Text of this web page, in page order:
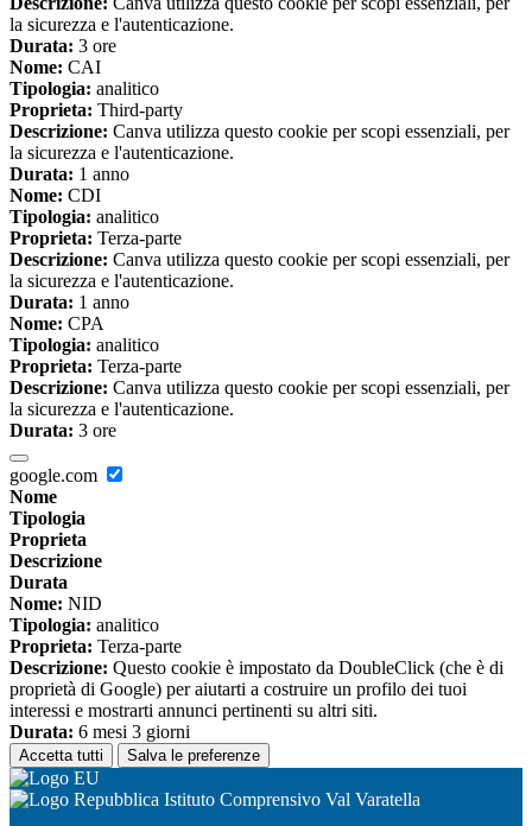
la sicurezza e l'autenticazione.
Durata: 3 ore
Nome: CAI
Tipologia: analitico
Proprieta: Third-party
Descrizione: Canva utilizza questo cookie per scopi essenziali, per
la sicurezza e l'autenticazione.
Durata: 1 anno
Nome: CDI
Tipologia: analitico
Proprieta: Terza-parte
Descrizione: Canva utilizza questo cookie per scopi essenziali, per
la sicurezza e l'autenticazione.
Durata: 1 anno
Nome: CPA
Tipologia: analitico
Proprieta: Terza-parte
Descrizione: Canva utilizza questo cookie per scopi essenziali, per
la sicurezza e l'autenticazione.
Durata: 3 ore
google.com
Nome
Tipologia
Proprieta
Descrizione
Durata
Nome: NID
Tipologia: analitico
Proprieta: Terza-parte
Descrizione: Questo cookie è impostato da DoubleClick (che è di
proprietà di Google) per aiutarti a costruire un profilo dei tuoi
interessi e mostrarti annunci pertinenti su altri siti.
Durata: 6 mesi 3 giorni
Accetta tutti Salva le preferenze
Istituto Comprensivo Val Varatella